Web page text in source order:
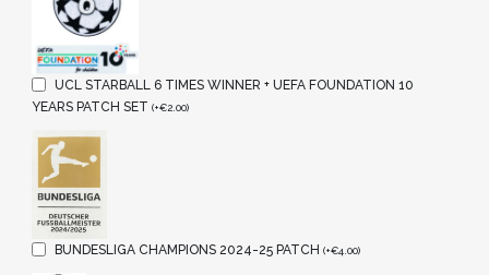
UCL STARBALL 6 TIMES WINNER + UEFA FOUNDATION 10
YEARS PATCH SET (+€2.00)
BUNDESLIGA CHAMPIONS 2024-25 PATCH (+€4.00)